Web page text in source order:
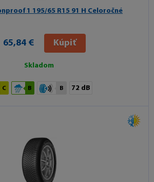
1 195/65 R15 91 H Celoročné
65,84 € Kúpiť
Skladom
C B B 72 dB